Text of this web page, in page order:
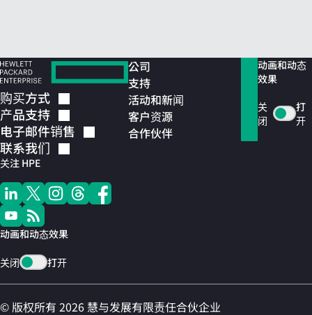
购买方式
产品支持
电子邮件销售
联系我们
关注 HPE
动画和动态效果
关闭 打开
公司
支持
活动和新闻
客户资源
合作伙伴
动画和动态
效果
关
闭
打
开
© 版权所有 2026 慧与发展有限责任合伙企业